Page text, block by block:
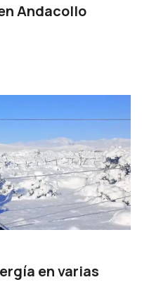
Andacollo
en varias